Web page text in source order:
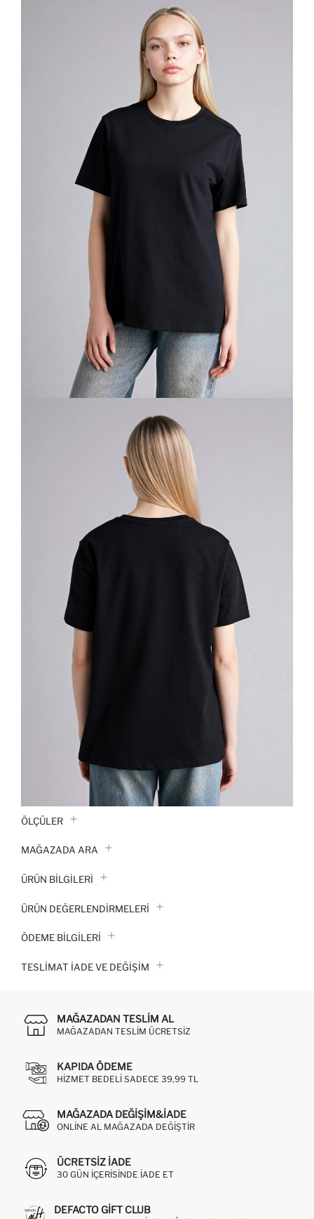
ÖLÇÜLER
MAĞAZADA ARA
ÜRÜN BILGILERI
ÜRÜN DEĞERLENDİRMELERİ
ÖDEME BİLGİLERİ
TESLIMAT İADE VE DEĞIŞIM
MAĞAZADAN TESLIM AL
MAĞAZADAN TESLIM ÜCRETSIZ
KAPIDA ÖDEME
HIZMET BEDELI SADECE 39,99 TL
MAĞAZADA DEĞIŞIM&İADE
ONLINE AL MAĞAZADA DEĞIŞTIR
ÜCRETSIZ IADE
30 GÜN IÇERISINDE IADE ET
DEFACTO GIFT CLUB